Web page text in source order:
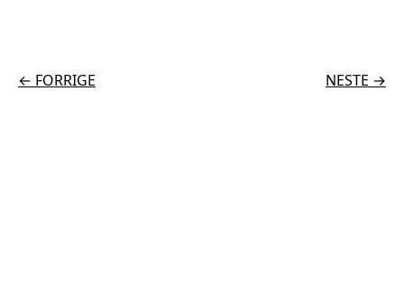
← FORRIGE NESTE →